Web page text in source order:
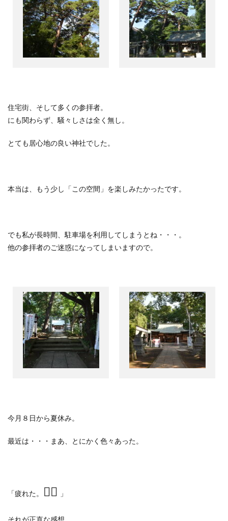
住宅街、そして多くの参拝者。
にも関わらず、騒々しさは全く無し。
とても居心地の良い神社でした。
本当は、もう少し「この空間」を楽しみたかったです。
でも私が長時間、駐車場を利用してしまうとね・・・。
他の参拝者のご迷惑になってしまいますので。
今月８日から夏休み。
最近は・・・まあ、とにかく色々あった。
「疲れた。 😮‍💨 」
それが正直な感想。